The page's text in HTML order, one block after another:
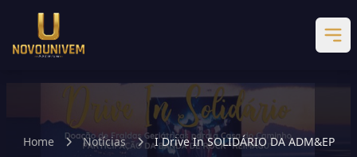
Home Notícias I Drive In SOLIDÁRIO DA ADM&EP